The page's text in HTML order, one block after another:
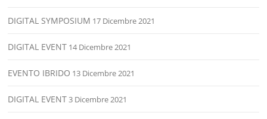
DIGITAL SYMPOSIUM 17 Dicembre 2021
DIGITAL EVENT 14 Dicembre 2021
EVENTO IBRIDO 13 Dicembre 2021
DIGITAL EVENT3 Dicembre 2021